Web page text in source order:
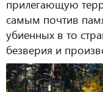
прилегающую
самым почтив
убиенных в то
безверия и